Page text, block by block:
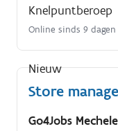
Knelpuntberoep
Online sinds 9 dagen
Store
Nieuw
Go4Jobs